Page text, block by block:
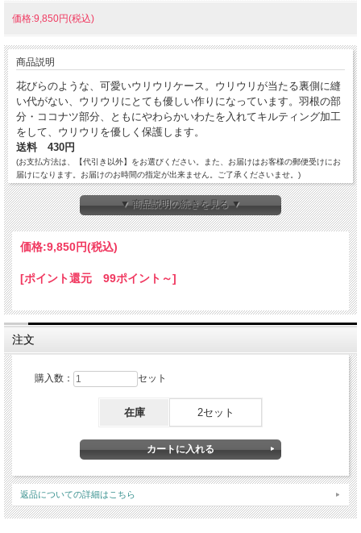
価格:9,850円(税込)
商品説明
花びらのような、可愛いウリウリケース。ウリウリが当たる裏側に縫
い代がない、ウリウリにとても優しい作りになっています。羽根の部
分・ココナツ部分、ともにやわらかいわたを入れてキルティング加工
をして、 ウリウリを優しく保護し ます。
送料 430円
(お支払方法は、【代引き以外】をお選びください。また、お届けはお客様の郵便受けにお
届けになります。お届けのお時間の指定が出来ません。ご了承くださいませ。)
※お支払方法の【代引き】をご選択の場合は、送料は宅急便になります。送料が1,750円に
なりますので、ご注意くださいませ。▼ 商品説明の続きを見る ▼
価格:9,850円(税込)
[ポイント還元 99ポイント～]
注文
購入数： セット
在庫 2セット
返品についての詳細はこちら